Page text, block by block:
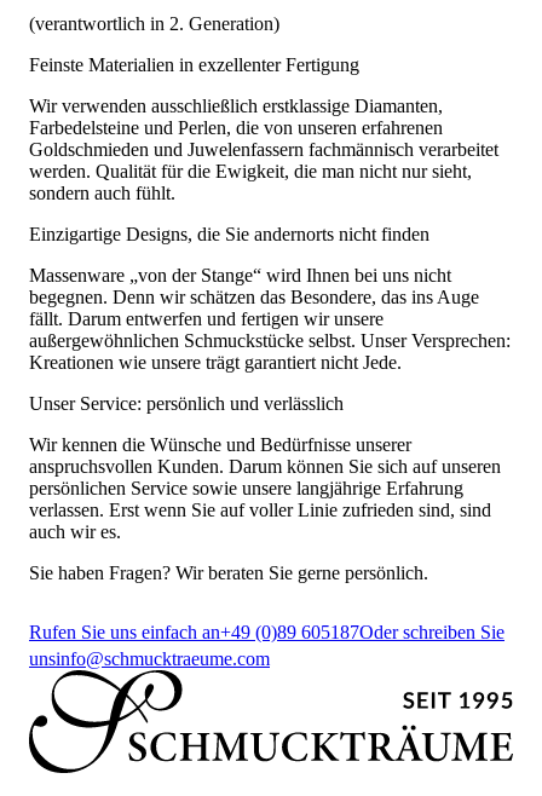
(verantwortlich in 2. Generation)
Feinste Materialien in exzellenter Fertigung
Wir verwenden ausschließlich erstklassige Diamanten,
Farbedelsteine und Perlen, die von unseren erfahrenen
Goldschmieden und Juwelenfassern fachmännisch verarbeitet
werden. Qualität für die Ewigkeit, die man nicht nur sieht,
sondern auch fühlt.
Einzigartige Designs, die Sie andernorts nicht finden
Massenware „von der Stange“ wird Ihnen bei uns nicht
begegnen. Denn wir schätzen das Besondere, das ins Auge
fällt. Darum entwerfen und fertigen wir unsere
außergewöhnlichen Schmuckstücke selbst. Unser Versprechen:
Kreationen wie unsere trägt garantiert nicht Jede.
Unser Service: persönlich und verlässlich
Wir kennen die Wünsche und Bedürfnisse unserer
anspruchsvollen Kunden. Darum können Sie sich auf unseren
persönlichen Service sowie unsere langjährige Erfahrung
verlassen. Erst wenn Sie auf voller Linie zufrieden sind, sind
auch wir es.
Sie haben Fragen? Wir beraten Sie gerne persönlich.
Rufen Sie uns einfach an+49 (0)89 605187Oder schreiben Sie
unsinfo@schmucktraeume.com